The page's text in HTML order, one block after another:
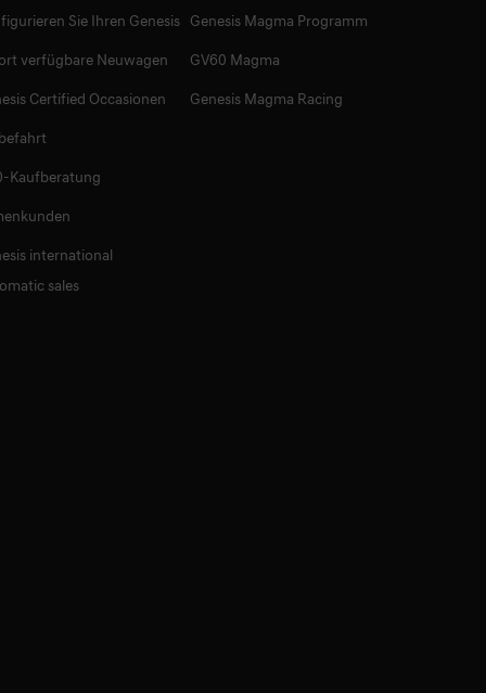
Sie Ihren Genesis
verfügbare Neuwagen
Certified Occasionen
Kaufberatung
international
sales
Genesis Magma Programm
GV60 Magma
Genesis Magma Racing